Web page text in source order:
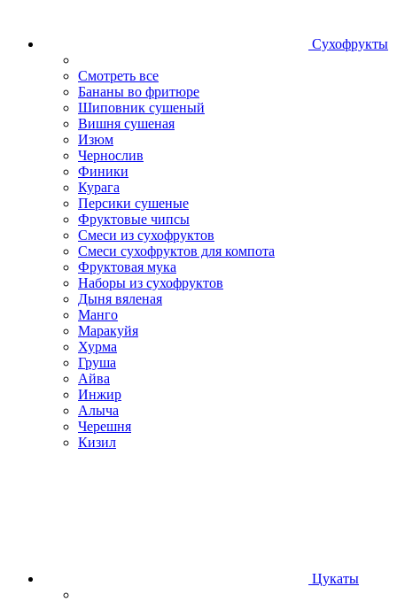
Сухофрукты
Смотреть все
Бананы во фритюре
Шиповник сушеный
Вишня сушеная
Изюм
Чернослив
Финики
Курага
Персики сушеные
Фруктовые чипсы
Смеси из сухофруктов
Смеси сухофруктов для компота
Фруктовая мука
Наборы из сухофруктов
Дыня вяленая
Манго
Маракуйя
Хурма
Груша
Айва
Инжир
Алыча
Черешня
Кизил
Цукаты